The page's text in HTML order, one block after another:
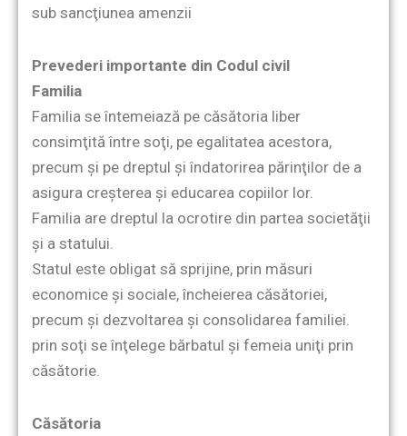
sub sancţiunea amenzii
Prevederi importante din Codul civil
Familia
Familia se întemeiază pe căsătoria liber
consimţită între soţi, pe egalitatea acestora,
precum şi pe dreptul şi îndatorirea părinţilor de a
asigura creşterea şi educarea copiilor lor.
Familia are dreptul la ocrotire din partea societăţii
şi a statului.
Statul este obligat să sprijine, prin măsuri
economice şi sociale, încheierea căsătoriei,
precum şi dezvoltarea şi consolidarea familiei.
prin soţi se înţelege bărbatul şi femeia uniţi prin
căsătorie.
Căsătoria